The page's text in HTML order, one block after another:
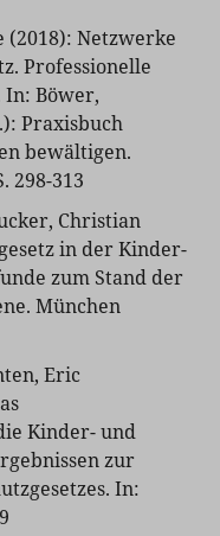
(2018): Netzwerke
Professionelle
Böwer,
Praxisbuch
bewältigen.
298-313
Christian
in der Kinder-
zum Stand der
München
Eric
Kinder- und
zur
In: